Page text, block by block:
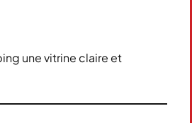
une vitrine claire et